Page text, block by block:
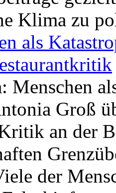
Klima zu
als
Menschen
Groß
an der
der